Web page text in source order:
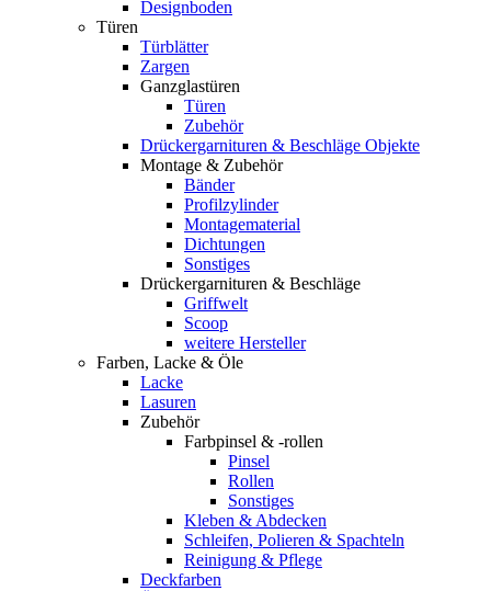
Designboden
Türen
Türblätter
Zargen
Ganzglastüren
Türen
Zubehör
Drückergarnituren & Beschläge Objekte
Montage & Zubehör
Bänder
Profilzylinder
Montagematerial
Dichtungen
Sonstiges
Drückergarnituren & Beschläge
Griffwelt
Scoop
weitere Hersteller
Farben, Lacke & Öle
Lacke
Lasuren
Zubehör
Farbpinsel & -rollen
Pinsel
Rollen
Sonstiges
Kleben & Abdecken
Schleifen, Polieren & Spachteln
Reinigung & Pflege
Deckfarben